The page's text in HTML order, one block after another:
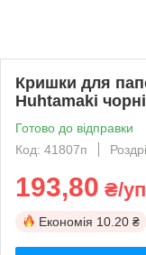
Кришки для
Huhtamaki чорні
Готово до відправки
Код: 41807п
193,80 ₴/
Економія 10.20 ₴